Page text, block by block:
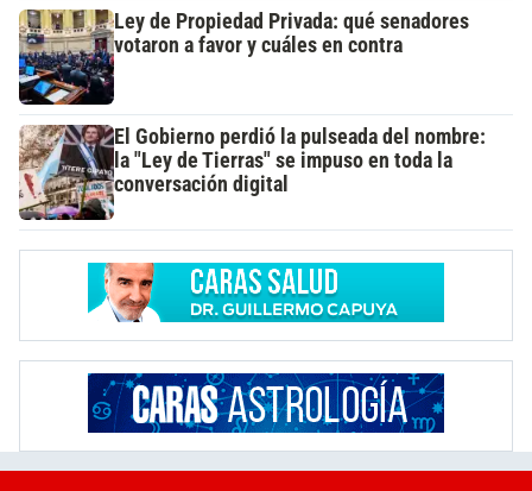
Ley de Propiedad Privada: qué senadores
votaron a favor y cuáles en contra
El Gobierno perdió la pulseada del nombre:
la "Ley de Tierras" se impuso en toda la
conversación digital